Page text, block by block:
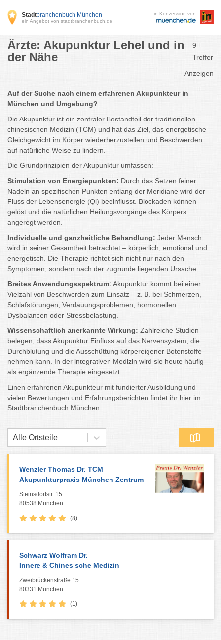
Stadtbranchenbuch München
ein Angebot von stadtbranchenbuch.de
in Konzession von
Ärzte: Akupunktur Lehel und in
der Nähe
9
Treffer
Anzeigen
Auf der Suche nach einem erfahrenen Akupunkteur in
München und Umgebung?
Die Akupunktur ist ein zentraler Bestandteil der traditionellen
chinesischen Medizin (TCM) und hat das Ziel, das energetische
Gleichgewicht im Körper wiederherzustellen und Beschwerden
auf natürliche Weise zu lindern.
Die Grundprinzipien der Akupunktur umfassen:
Stimulation von Energiepunkten: Durch das Setzen feiner
Nadeln an spezifischen Punkten entlang der Meridiane wird der
Fluss der Lebensenergie (Qi) beeinflusst. Blockaden können
gelöst und die natürlichen Heilungsvorgänge des Körpers
angeregt werden.
Individuelle und ganzheitliche Behandlung: Jeder Mensch
wird in seiner Gesamtheit betrachtet – körperlich, emotional und
energetisch. Die Therapie richtet sich nicht nur nach den
Symptomen, sondern nach der zugrunde liegenden Ursache.
Breites Anwendungsspektrum: Akupunktur kommt bei einer
Vielzahl von Beschwerden zum Einsatz – z. B. bei Schmerzen,
Schlafstörungen, Verdauungsproblemen, hormonellen
Dysbalancen oder Stressbelastung.
Wissenschaftlich anerkannte Wirkung: Zahlreiche Studien
belegen, dass Akupunktur Einfluss auf das Nervensystem, die
Durchblutung und die Ausschüttung körpereigener Botenstoffe
nehmen kann. In der integrativen Medizin wird sie heute häufig
als ergänzende Therapie eingesetzt.
Einen erfahrenen Akupunkteur mit fundierter Ausbildung und
vielen Bewertungen und Erfahrungsberichten findet ihr hier im
Stadtbranchenbuch München.
Alle Ortsteile
Wenzler Thomas Dr. TCM
Akupunkturpraxis München Zentrum
Steinsdorfstr. 15
80538 München
(8)
Schwarz Wolfram Dr.
Innere & Chinesische Medizin
Zweibrückenstraße 15
80331 München
(1)